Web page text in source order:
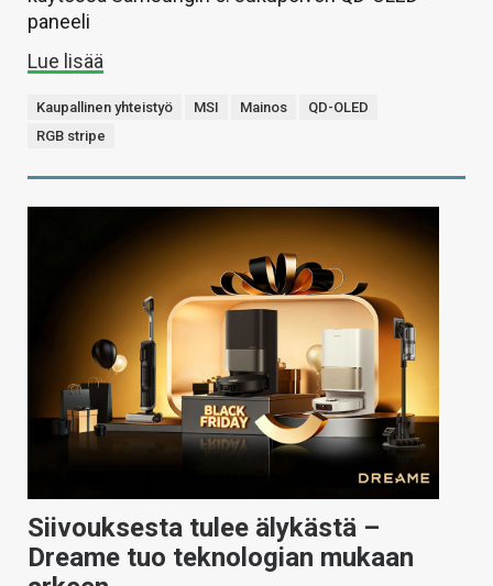
paneeli
Lue lisää
Kaupallinen yhteistyö MSI Mainos
QD-OLED
RGB stripe
Siivouksesta tulee älykästä –
Dreame tuo teknologian mukaan